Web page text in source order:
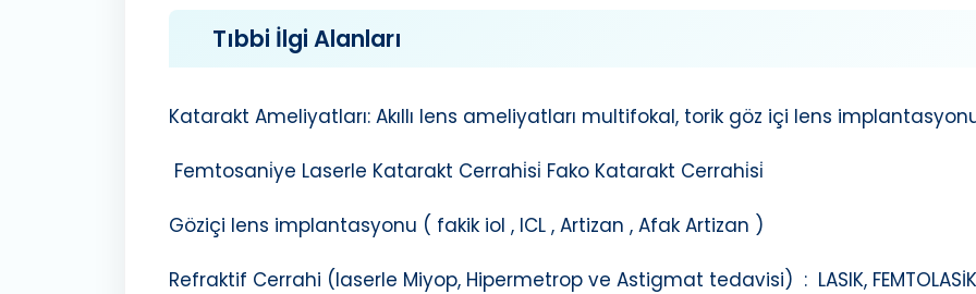
Tıbbi İlgi Alanları
Katarakt Ameliyatları: Akıllı lens ameliyatları multifokal, torik göz içi lens
Femtosani̇ye Laserle Katarakt Cerrahi̇si̇ Fako Katarakt Cerrahi̇si̇
Göziçi lens implantasyonu ( fakik iol , ICL , Artizan , Afak Artizan )
Refraktif Cerrahi (laserle Miyop, Hipermetrop ve Astigmat tedavisi) : LASIK, FEMTOLASİK ,